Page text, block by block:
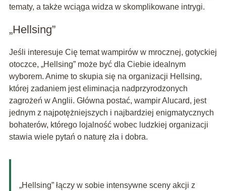
tematy, a także wciąga widza w skomplikowane intrygi.
„Hellsing”
Jeśli interesuje Cię temat wampirów w mrocznej, gotyckiej
otoczce, „Hellsing” może być dla Ciebie idealnym
wyborem. Anime to skupia się na organizacji Hellsing,
której zadaniem jest eliminacja nadprzyrodzonych
zagrożeń w Anglii. Główna postać, wampir Alucard, jest
jednym z najpotężniejszych i najbardziej enigmatycznych
bohaterów, którego lojalność wobec ludzkiej organizacji
stawia wiele pytań o naturę zła i dobra.
„Hellsing” łączy w sobie intensywne sceny akcji z